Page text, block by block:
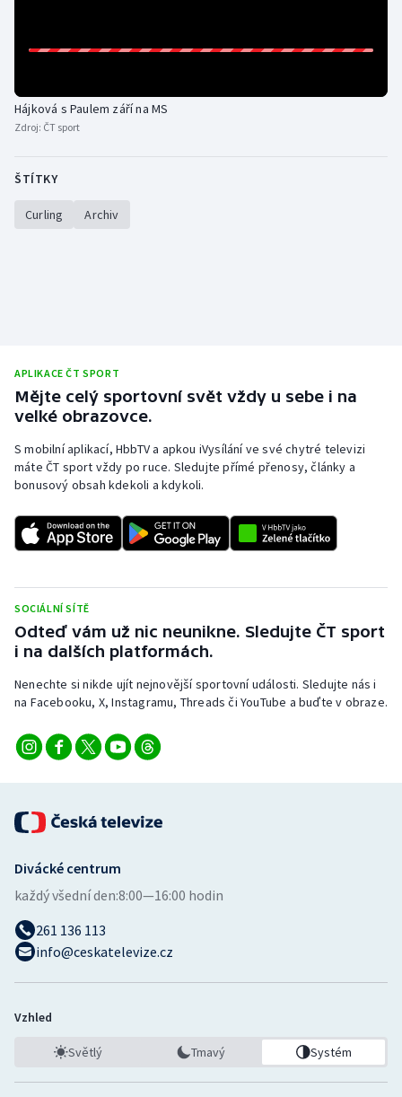
Ostatní
Hájková s Paulem září na MS
Zdroj: ČT sport
ŠTÍTKY
Curling Archiv
APLIKACE ČT SPORT
Mějte celý sportovní svět vždy u sebe i na
velké obrazovce.
S mobilní aplikací, HbbTV a apkou iVysílání ve své chytré televizi
máte ČT sport vždy po ruce. Sledujte přímé přenosy, články a
bonusový obsah kdekoli a kdykoli.
SOCIÁLNÍ SÍTĚ
Odteď vám už nic neunikne. Sledujte ČT sport
i na dalších platformách.
Nenechte si nikde ujít nejnovější sportovní události. Sledujte nás i
na Facebooku, X, Instagramu, Threads či YouTube a buďte v obraze.
Divácké centrum
každý všední den:8:00—16:00 hodin
261 136 113
info@ceskatelevize.cz
Vzhled
Světlý Tmavý Systém